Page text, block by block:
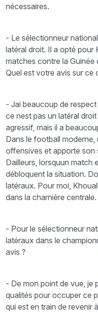
nécessaires.
- Le sélectionneur
latéral droit. Il a opté pour
matches contre la Guinée
Quel est votre avis sur ce
- Jai beaucoup de
ce nest pas un latéral
agressif, mais il a
Dans le football
offensives et apporte son
Dailleurs, lorsquun
débloquent la situation.
latéraux. Pour moi,
dans la charnière centrale.
- Pour le sélectionneur
latéraux dans le
avis ?
- De mon point de vue, je
qualités pour occuper ce
qui est en train de revenir